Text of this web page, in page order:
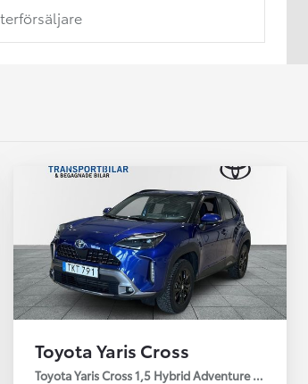
Toyota Yaris Cross
Toyota Yaris Cross 1,5 Hybrid Adventure Drag V-